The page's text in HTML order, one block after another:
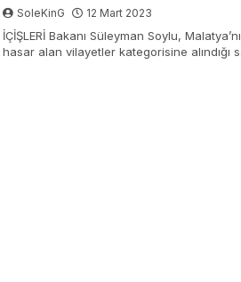
SoleKinG 12 Mart 2023
İÇİŞLERİ Bakanı Süleyman Soylu,
hasar alan vilayetler kategorisine alındığı